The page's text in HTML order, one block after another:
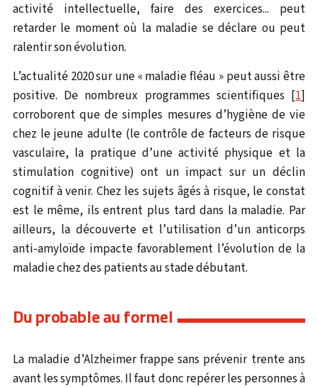
activité intellectuelle, faire des exercices... peut
retarder le moment où la maladie se déclare ou peut
ralentir son évolution.
L’actualité 2020 sur une « maladie fléau » peut aussi être
positive. De nombreux programmes scientifiques [1]
corroborent que de simples mesures d’hygiène de vie
chez le jeune adulte (le contrôle de facteurs de risque
vasculaire, la pratique d’une activité physique et la
stimulation cognitive) ont un impact sur un déclin
cognitif à venir. Chez les sujets âgés à risque, le constat
est le même, ils entrent plus tard dans la maladie. Par
ailleurs, la découverte et l’utilisation d’un anticorps
anti-amyloïde impacte favorablement l’évolution de la
maladie chez des patients au stade débutant.
Du probable au formel
La maladie d’Alzheimer frappe sans prévenir trente ans
avant les symptômes. Il faut donc repérer les personnes à